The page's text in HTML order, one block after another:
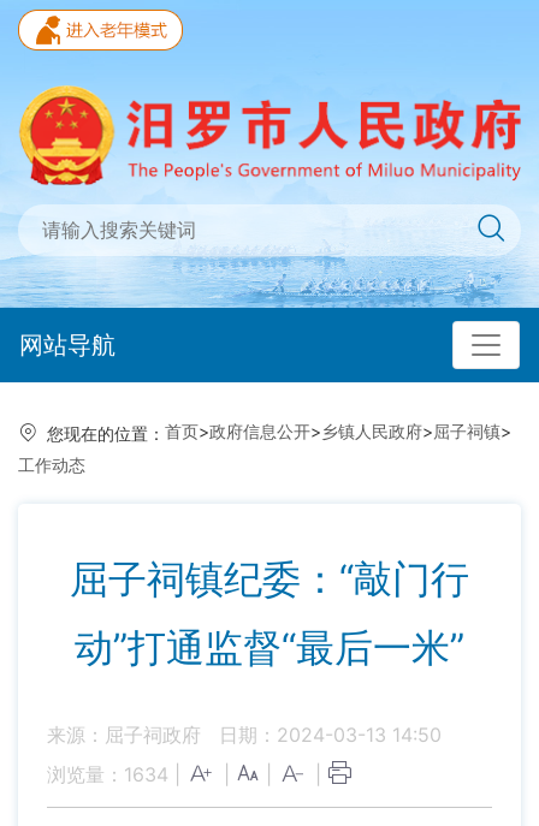
网站导航
您现在的位置： 首页>政府信息公开>乡镇人民政府>屈子祠镇>
工作动态
屈子祠镇纪委：“敲门行
动”打通监督“最后一米”
来源：屈子祠政府
日期：2024-03-13 14:50
浏览量： 1634